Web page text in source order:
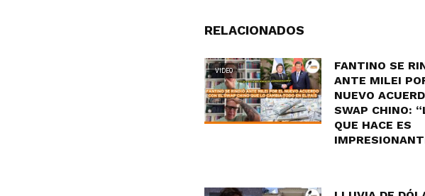
RELACIONADOS
VIDEO
FANTINO SE
ANTE MILEI
NUEVO
SWAP CHINO:
QUE HACE ES